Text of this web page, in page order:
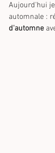
Aujourd'hui
automnale :
d'automne